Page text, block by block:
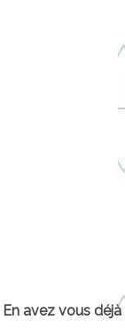
En avez vous